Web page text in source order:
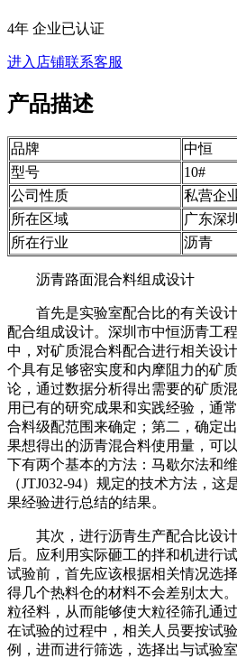
4年 企业已认证
进入店铺联系客服
产品描述
品牌
中恒
型号
10#
公司性质
私营企
所在区域
广东深
所在行业
沥青
沥青路面混合料组成设计
首先是实验室配合比的有关设计
配合组成设计。深圳市中恒沥青工
中，对矿质混合料配合进行相关设
个具有足够密实度和内摩阻力的矿
论，通过数据分析得出需要的矿质
用已有的研究成果和实践经验，通
合料级配范围来确定；第二，确定
果想得出的沥青混合料使用量，可
下有两个基本的方法：马歇尔法和
（JTJ032-94）规定的技术方法，
果经验进行总结的结果。
其次，进行沥青生产配合比设计
后。应利用实际砸工的拌和机进行
试验前，首先应该根据相关情况选
得几个热料仓的材料不会差别太大
粒径料，从而能够使大粒径筛孔通
在试验的过程中，相关人员要按试
例，进而进行筛选，选择出与试验